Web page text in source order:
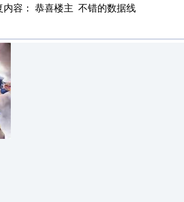
内容： 恭喜楼主 不错的数据线